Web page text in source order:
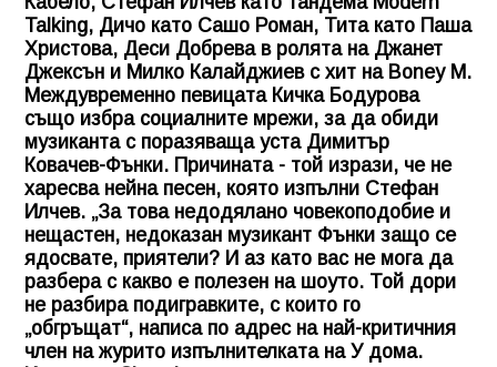
Talking, Дичо като Сашо Роман, Тита като Паша
Христова, Деси Добрева в ролята на Джанет
Джексън и Милко Калайджиев с хит на Boney M.
Междувременно певицата Кичка Бодурова
също избра социалните мрежи, за да обиди
музиканта с поразяваща уста Димитър
Ковачев-Фънки. Причината - той изрази, че не
харесва нейна песен, която изпълни Стефан
Илчев. „За това недодялано човекоподобие и
нещастен, недоказан музикант Фънки защо се
ядосвате, приятели? И аз като вас не мога да
разбера с какво е полезен на шоуто. Той дори
не разбира подигравките, с които го
„обгръщат“, написа по адрес на най-критичния
член на журито изпълнителката на У дома.